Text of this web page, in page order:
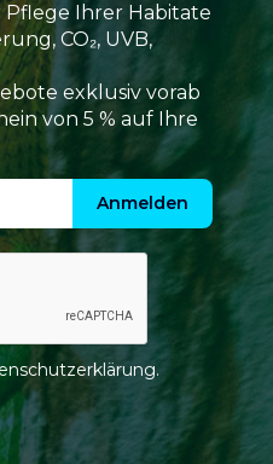
Pflege Ihrer Habitate
CO₂, UVB,
exklusiv vorab
von 5 % auf Ihre
Anmelden
.